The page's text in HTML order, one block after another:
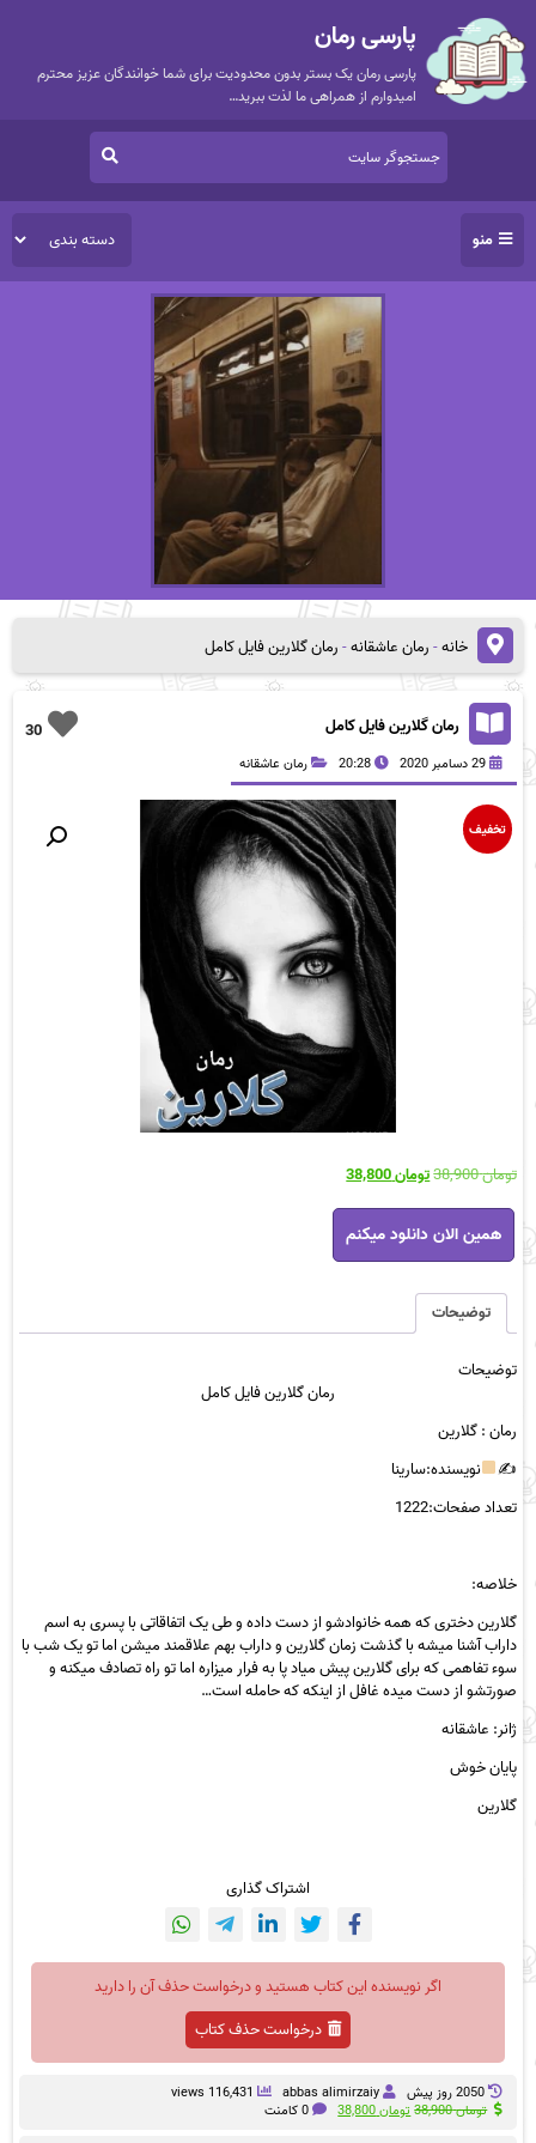
پارسی رمان
پارسی رمان یک بستر بدون محدودیت برای شما خوانندگان عزیز محترم
امیدوارم از همراهی ما لذت ببرید…
منو
خانه-رمان عاشقانه-رمان گلارین فایل کامل
30 رمان گلارین فایل کامل
29 دسامبر 2020 20:28 رمان عاشقانه
تخفیف
تومان38,900
قیمت
بود.
تومان38,800
قیمت
است.
رمان
گلارین
فایل
عدد
همین الان دانلود میکنم
توضیحات
توضیحات
رمان گلارین فایل کامل
رمان: گلارین
✍
نویسنده:سارینا
تعداد صفحات:1222
خلاصه:
گلارین دختری که همه خانوادشو از دست داده و طی یک اتفاقاتی با پسری به اسم
داراب آشنا میشه با گذشت زمان گلارین و داراب بهم علاقمند میشن اما تو یک شب با
سوء تفاهمی که برای گلارین پیش میاد پا به فرار میزاره اما تو راه تصادف میکنه و
صورتشو از دست میده غافل از اینکه که حامله است…
ژانر: عاشقانه
پایان خوش
گلارین
اشتراک گذاری
اگر نویسنده این کتاب هستید و درخواست حذف آن را دارید
درخواست حذف کتاب
2050 روز پيش abbas alimirzaiy
116,431 views
تومان38,900
قیمت
تومان38,800
قیمت0 کامنت